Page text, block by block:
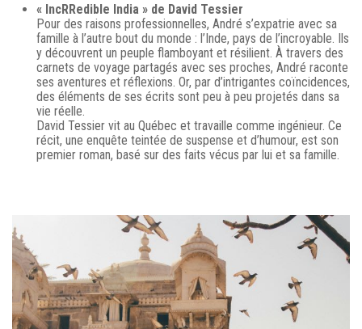
« IncRRedible India » de David Tessier
Pour des raisons professionnelles, André s’expatrie avec sa
famille à l’autre bout du monde : l’Inde, pays de l’incroyable. Ils
y découvrent un peuple flamboyant et résilient. À travers des
carnets de voyage partagés avec ses proches, André raconte
ses aventures et réflexions. Or, par d’intrigantes coïncidences,
des éléments de ses écrits sont peu à peu projetés dans sa
vie réelle.
David Tessier vit au Québec et travaille comme ingénieur. Ce
récit, une enquête teintée de suspense et d’humour, est son
premier roman, basé sur des faits vécus par lui et sa famille.